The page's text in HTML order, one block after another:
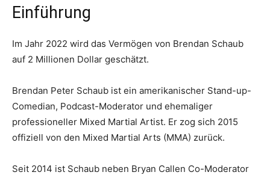
Einführung
Im Jahr 2022 wird das Vermögen von Brendan Schaub
auf 2 Millionen Dollar geschätzt.
Brendan Peter Schaub ist ein amerikanischer Stand-up-
Comedian, Podcast-Moderator und ehemaliger
professioneller Mixed Martial Artist. Er zog sich 2015
offiziell von den Mixed Martial Arts (MMA) zurück.
Seit 2014 ist Schaub neben Bryan Callen Co-Moderator